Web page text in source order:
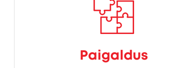
Paigaldus